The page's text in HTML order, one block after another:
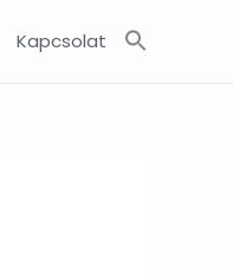
Kapcsolat